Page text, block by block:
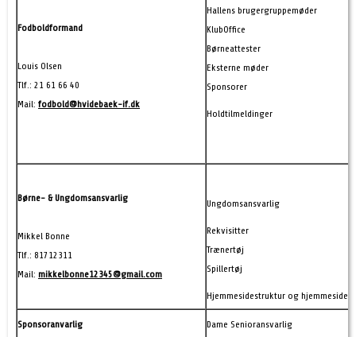
Fodboldformand
Louis Olsen
Tlf.: 21 61 66 40
Mail: fodbold@hvidebaek-if.dk
Hallens brugergruppemøder
KlubOffice
Børneattester
Eksterne møder
Sponsorer
Holdtilmeldinger
Børne- & Ungdomsansvarlig
Mikkel Bonne
Tlf.: 81712311
Mail: mikkelbonne12345@gmail.com
Ungdomsansvarlig
Rekvisitter
Trænertøj
Spillertøj
Hjemmesidestruktur og hjemmeside-
Sponsoranvarlig Dame Senioransvarlig